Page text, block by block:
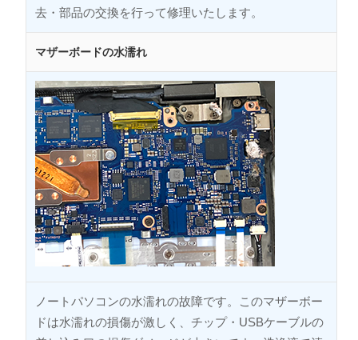
去・部品の交換を行って修理いたします。
マザーボードの水濡れ
ノートパソコンの水濡れの故障です。このマザーボー
ドは水濡れの損傷が激しく、チップ・USBケーブルの